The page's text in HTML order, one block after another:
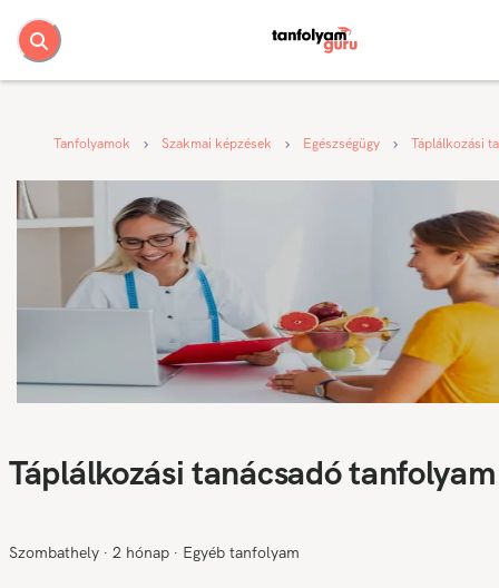
Tanfolyamok Szakmai képzések Egészségügy Táplálkozási
Táplálkozási tanácsadó tanfolyam
Szombathely ∙ 2 hónap ∙ Egyéb tanfolyam